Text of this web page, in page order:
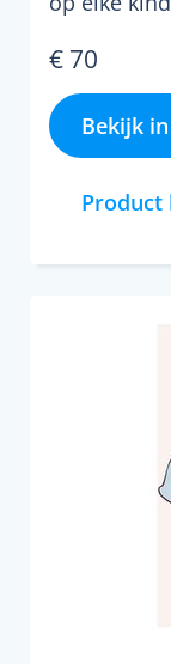
€ 70
Bekijk
Product